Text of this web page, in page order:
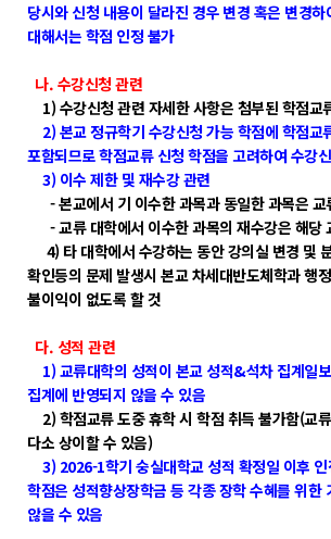
당시와 신청 내용이 달라진 경우 변경 혹은 변경
대해서는 학점 인정 불가
나. 수강신청 관련
1) 수강신청 관련 자세한 사항은 첨부된 학점교
2) 본교 정규학기 수강신청 가능 학점에 학점교
포함되므로 학점교류 신청 학점을 고려하여 수강
3) 이수 제한 및 재수강 관련
- 본교에서 기 이수한 과목과 동일한 과목은 교
- 교류 대학에서 이수한 과목의 재수강은 해당
4) 타 대학에서 수강하는 동안 강의실 변경 및
확인등의 문제 발생시 본교 차세대반도체학과 행
불이익이 없도록 할 것
다. 성적 관련
1) 교류대학의 성적이 본교 성적&석차 집계일
집계에 반영되지 않을 수 있음
2) 학점교류 도중 휴학 시 학점 취득 불가함(교
다소 상이할 수 있음)
3) 2026-1학기 숭실대학교 성적 확정일 이후
학점은 성적향상장학금 등 각종 장학 수혜를 위한
않을 수 있음